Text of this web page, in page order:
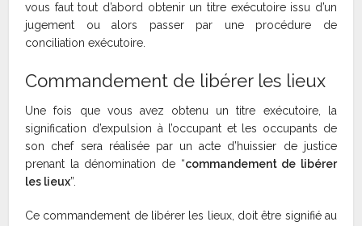
vous faut tout d’abord obtenir un titre exécutoire issu d’un
jugement ou alors passer par une procédure de
conciliation exécutoire.
Commandement de libérer les lieux
Une fois que vous avez obtenu un titre exécutoire, la
signification d’expulsion à l’occupant et les occupants de
son chef sera réalisée par un acte d’huissier de justice
prenant la dénomination de “commandement de libérer
les lieux”.
Ce commandement de libérer les lieux, doit être signifié au